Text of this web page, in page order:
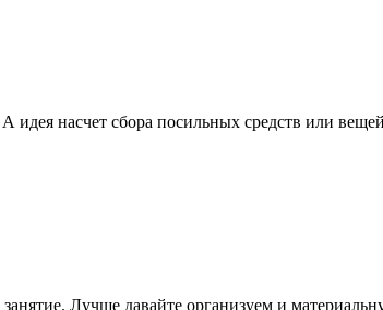
насчет сбора посильных средств или
Лучше давайте организуем и